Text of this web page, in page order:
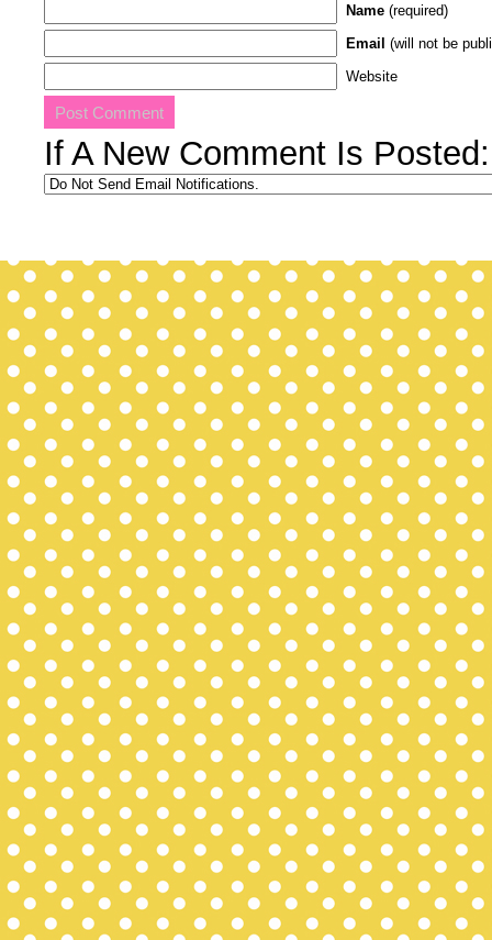
Name (required)
Email (will not be
Website
If A New Comment Is Posted: